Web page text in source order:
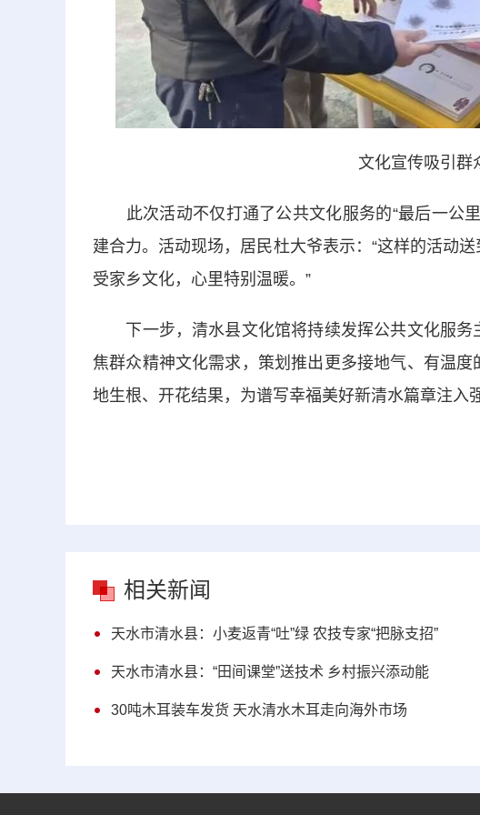
文化宣传吸引群
此次活动不仅打通了公共文化服务的“最后一公
建合力。活动现场，居民杜大爷表示：“这样的活动
受家乡文化，心里特别温暖。”
下一步，清水县文化馆将持续发挥公共文化服务
焦群众精神文化需求，策划推出更多接地气、有温
地生根、开花结果，为谱写幸福美好新清水篇章注入
相关新闻
天水市清水县：小麦返青“吐”绿 农技专家“把脉支招”
天水市清水县：“田间课堂”送技术 乡村振兴添动能
30吨木耳装车发货 天水清水木耳走向海外市场